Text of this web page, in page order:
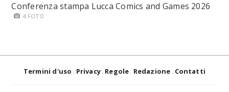
Conferenza stampa Lucca Comics and Games 2026
4 FOTO
Termini d'uso Privacy Regole Redazione Contatti